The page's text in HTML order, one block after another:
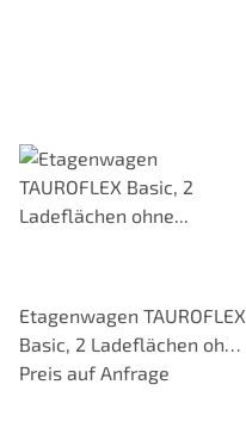
Etagenwagen TAUROFLEX
Basic, 2 Ladeflächen ohne
Bordkante, Traglast 250
Preis auf Anfrage